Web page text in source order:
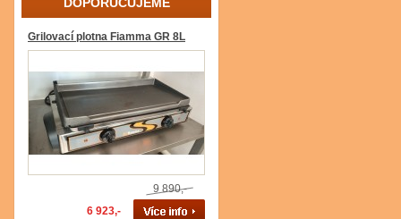
Grilovací plotna Fiamma GR 8L
9 890,-
6 923,-